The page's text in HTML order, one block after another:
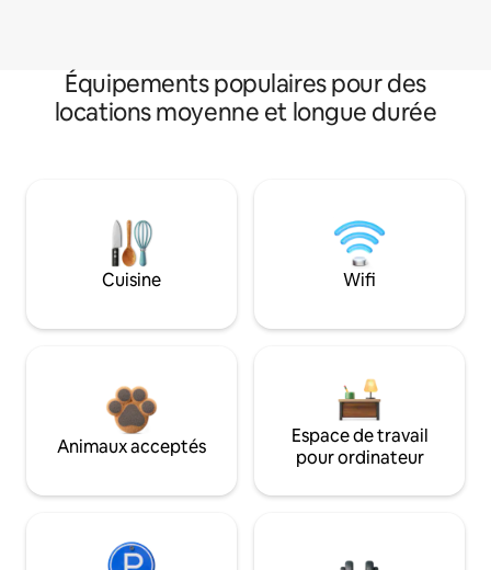
Équipements populaires pour des
locations moyenne et longue durée
Cuisine Wifi
Animaux acceptés
Espace de travail
pour ordinateur